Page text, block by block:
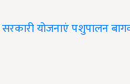
सरकारी योजनाएंपशुपालन